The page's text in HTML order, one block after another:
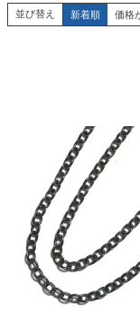
並び替え 新着順 価格